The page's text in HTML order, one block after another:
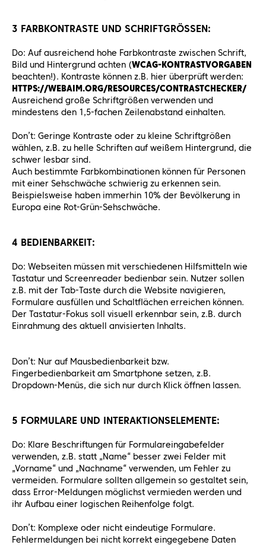
3 FARBKONTRASTE UND SCHRIFTGRÖSSEN:
Do: Auf ausreichend hohe Farbkontraste zwischen Schrift,
Bild und Hintergrund achten (WCAG-KONTRASTVORGABEN
beachten!). Kontraste können z.B. hier überprüft werden:
HTTPS://WEBAIM.ORG/RESOURCES/CONTRASTCHECKER/
Ausreichend große Schriftgrößen verwenden und
mindestens den 1,5-fachen Zeilenabstand einhalten.
Don’t: Geringe Kontraste oder zu kleine Schriftgrößen
wählen, z.B. zu helle Schriften auf weißem Hintergrund, die
schwer lesbar sind.
Auch bestimmte Farbkombinationen können für Personen
mit einer Sehschwäche schwierig zu erkennen sein.
Beispielsweise haben immerhin 10% der Bevölkerung in
Europa eine Rot-Grün-Sehschwäche.
4 BEDIENBARKEIT:
Do: Webseiten müssen mit verschiedenen Hilfsmitteln wie
Tastatur und Screenreader bedienbar sein. Nutzer sollen
z.B. mit der Tab-Taste durch die Website navigieren,
Formulare ausfüllen und Schaltflächen erreichen können.
Der Tastatur-Fokus soll visuell erkennbar sein, z.B. durch
Einrahmung des aktuell anvisierten Inhalts.
Don’t: Nur auf Mausbedienbarkeit bzw.
Fingerbedienbarkeit am Smartphone setzen, z.B.
Dropdown-Menüs, die sich nur durch Klick öffnen lassen.
5 FORMULARE UND INTERAKTIONSELEMENTE:
Do: Klare Beschriftungen für Formulareingabefelder
verwenden, z.B. statt „Name“ besser zwei Felder mit
„Vorname“ und „Nachname“ verwenden, um Fehler zu
vermeiden. Formulare sollten allgemein so gestaltet sein,
dass Error-Meldungen möglichst vermieden werden und
ihr Aufbau einer logischen Reihenfolge folgt.
Don’t: Komplexe oder nicht eindeutige Formulare.
Fehlermeldungen bei nicht korrekt eingegebene Daten